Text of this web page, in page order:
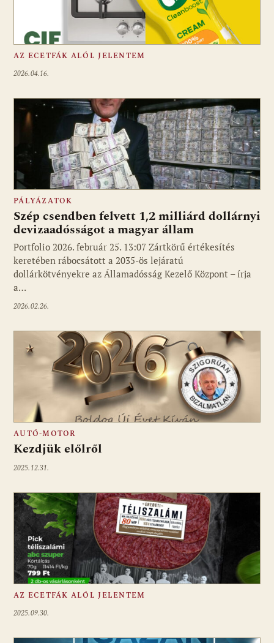
AZ ECETFÁK ALÓL JELENTEM
2026.04.16.
PÁLYÁZATOK
Szép csendben felvett 1,2 milliárd dollárnyi
devizaadósságot a magyar állam
Portfolio 2026. február 25. 13:07 Zártkörű értékesítés
keretében rábocsátott a 2035-ös lejáratú
dollárkötvényekre az Államadósság Kezelő Központ – írja
a…
2026.02.26.
AUTÓ-MOTOR
Kezdjük előlről
2025.12.31.
AZ ECETFÁK ALÓL JELENTEM
2025.09.30.